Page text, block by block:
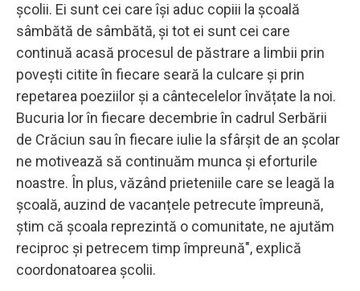
școlii. Ei sunt cei care își aduc copiii la școală
sâmbătă de sâmbătă, și tot ei sunt cei care
continuă acasă procesul de păstrare a limbii prin
povești citite în fiecare seară la culcare și prin
repetarea poeziilor și a cântecelelor învățate la noi.
Bucuria lor în fiecare decembrie în cadrul Serbării
de Crăciun sau în fiecare iulie la sfârșit de an școlar
ne motivează să continuăm munca și eforturile
noastre. În plus, văzând prieteniile care se leagă la
școală, auzind de vacanțele petrecute împreună,
știm că școala reprezintă o comunitate, ne ajutăm
reciproc și petrecem timp împreună", explică
coordonatoarea școlii.